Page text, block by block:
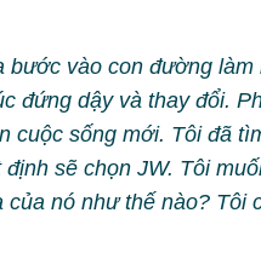
bước vào con đường
đứng dậy và thay đổi.
cuộc sống mới. Tôi đã
sẽ chọn JW. Tôi
nó như thế nào? Tôi